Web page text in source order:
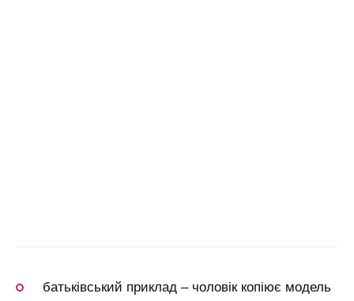
батьківський приклад – чоловік копіює модель